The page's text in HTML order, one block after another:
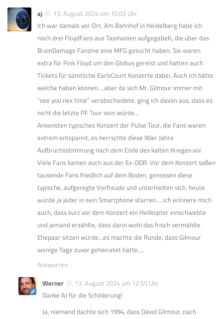
aj
13. August 2024 um 10:03 Uhr
Ich war damals vor Ort. Am Bahnhof in Heidelberg habe ich
noch drei FloydFans aus Tasmanien aufgegabelt, die über das
BrainDamage Fanzine eine MFG gesucht haben. Sie waren
extra für Pink Floyd um den Globus gereist und hatten auch
Tickets für sämtliche EarlsCourt Konzerte dabei. Auch ich hätte
welche haben können….aber da sich Mr. Gilmour immer mit
“see you nex time” verabschiedete, ging ich davon aus, dass es
nicht die letzte PF Tour sein würde…
Ansonsten typisches Konzert der Pulse Tour, die Fans waren
extrem entspannt, es herrschte diese 90er Jahre
Aufbruchsstimmung nach dem Ende des kalten Krieges vor.
Viele Fans kamen auch aus der Ex-DDR. Vor dem Konzert saßen
tausende Fans friedlich auf dem Boden, genossen diese
typische, aufgeregte Vorfreude und unterhielten sich, heute
würde ja jeder in sein Smartphone starren…..ich erinnere mich
auch, dass kurz vor dem Konzert ein Helikopter einschwebte
und jemand erzählte, dass darin wohl das frisch vermählte
Ehepaar sitzen würde…es machte die Runde, dass Gilmour
wenige Tage zuvor geheiratet hätte….
Antworten
Werner
13. August 2024 um 12:55 Uhr
Danke AJ für die Schilderung!
Ja, niemand dachte sich 1994, dass David Gilmour, nach